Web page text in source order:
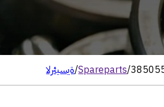
الرئيسية/Spareparts/